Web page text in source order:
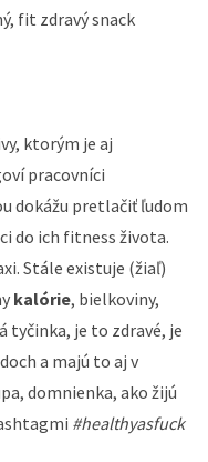
fit zdravý snack
ktorým je aj
pracovníci
dokážu pretlačiť ľudom
do ich fitness života.
Stále existuje (žiaľ)
kalórie, bielkoviny,
tyčinka, je to zdravé, je
a majú to aj v
domnienka, ako žijú
#healthyasfuck